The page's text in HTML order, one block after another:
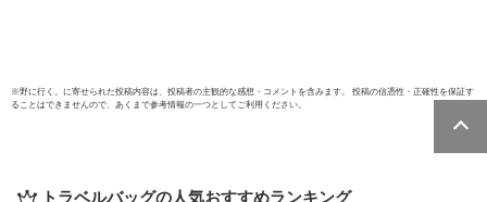
※野に行く。 に寄せられた投稿内容は、投稿者の主観的な感想・コメントを含みます。 投稿の信憑性・正確性を保証す
ることはできませんので、あくまで参考情報の一つとしてご利用ください。
トラベルバッグの人気おすすめランキング